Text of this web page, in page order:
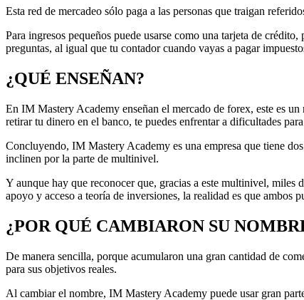
Esta red de mercadeo sólo paga a las personas que traigan
Para ingresos pequeños puede usarse como una tarjeta de
preguntas, al igual que tu contador cuando vayas a pagar
¿QUÉ ENSEÑAN?
En IM Mastery Academy enseñan el mercado de forex, este es
retirar tu dinero en el banco, te puedes enfrentar a dificultades
Concluyendo, IM Mastery Academy es una empresa que tiene
inclinen por la parte de multinivel.
Y aunque hay que reconocer que, gracias a este multinivel,
apoyo y acceso a teoría de inversiones, la realidad es que ambos
¿POR QUÉ CAMBIARON SU
De manera sencilla, porque acumularon una gran cantidad de
para sus objetivos reales.
Al cambiar el nombre, IM Mastery Academy puede usar gran